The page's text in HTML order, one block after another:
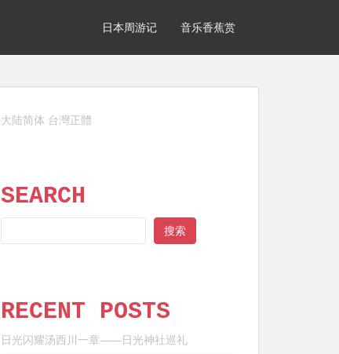
日本周游记 音乐香蕉赏
大陆简体 台灣正體
SEARCH
搜索
RECENT POSTS
日光闪耀汤西川一章——日光神社巡礼